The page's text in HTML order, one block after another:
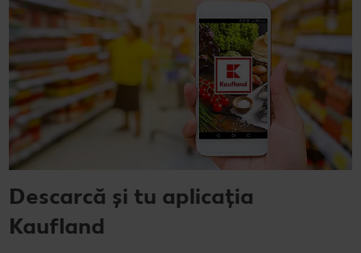
Descarcă și tu aplicația
Kaufland